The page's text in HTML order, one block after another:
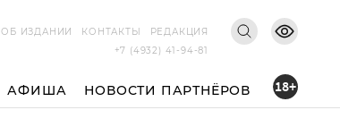
ОБ ИЗДАНИИ
КОНТАКТЫ
РЕДАКЦИЯ
+7 (4932) 41-94-81
АФИША НОВОСТИ ПАРТНЁРОВ 18+